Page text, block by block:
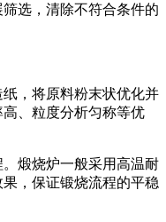
选，清除不符合条件的
，将原料粉末状优化并
、粒度分析匀称等优
煅烧炉一般采用高温耐
，保证锻烧流程的平稳